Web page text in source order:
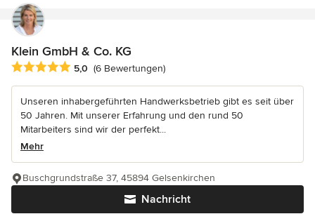
Klein GmbH & Co. KG
Durchschnittliche Bewertung: 5 von 5 Sternen
5,0 (6 Bewertungen)
Unseren inhabergeführten Handwerksbetrieb gibt es seit über
50 Jahren. Mit unserer Erfahrung und den rund 50
Mitarbeiters sind wir der perfekt...
Mehr
Nachricht
Buschgrundstraße 37, 45894 Gelsenkirchen